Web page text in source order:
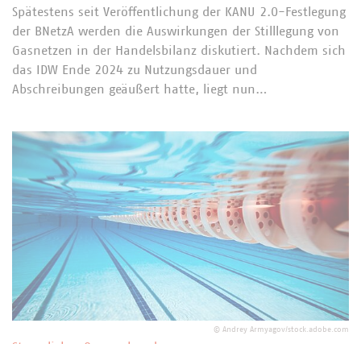
Spätestens seit Veröffentlichung der KANU 2.0-Festlegung
der BNetzA werden die Auswirkungen der Stilllegung von
Gasnetzen in der Handelsbilanz diskutiert. Nachdem sich
das IDW Ende 2024 zu Nutzungsdauer und
Abschreibungen geäußert hatte, liegt nun…
© Andrey Armyagov/stock.adobe.com